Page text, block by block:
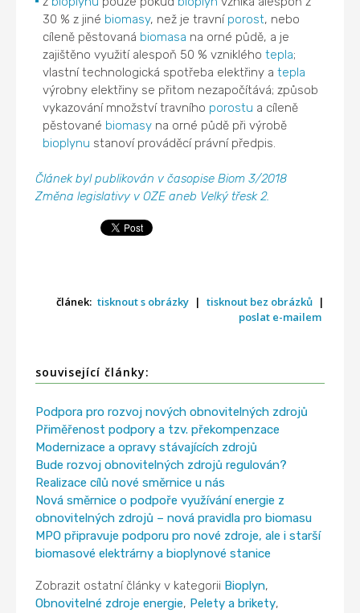
30 % z jiné biomasy, než je travní porost, nebo
cíleně pěstovaná biomasa na orné půdě, a je
zajištěno využití alespoň 50 % vznikléhotepla;
vlastní technologická spotřeba elektřiny atepla
výrobny elektřiny se přitom nezapočítává; způsob
vykazování množství travního porostu a cíleně
pěstované biomasy na orné půdě při výrobě
bioplynu stanoví prováděcí právní předpis.
Článek byl publikován v časopise Biom 3/2018
Změna legislativy v OZE aneb Velký třesk 2.
článek: tisknout s obrázky | tisknout bez obrázků |
poslat e-mailem
související články:
Podpora pro rozvoj nových obnovitelných zdrojů
Přiměřenost podpory a tzv. překompenzace
Modernizace a opravy stávajících zdrojů
Bude rozvoj obnovitelných zdrojů regulován?
Realizace cílů nové směrnice u nás
Nová směrnice o podpoře využívání energie z
obnovitelných zdrojů – nová pravidla pro biomasu
MPO připravuje podporu pro nové zdroje, ale i starší
biomasové elektrárny a bioplynové stanice
Zobrazit ostatní články v kategorii Bioplyn,
Obnovitelné zdroje energie, Pelety a brikety,